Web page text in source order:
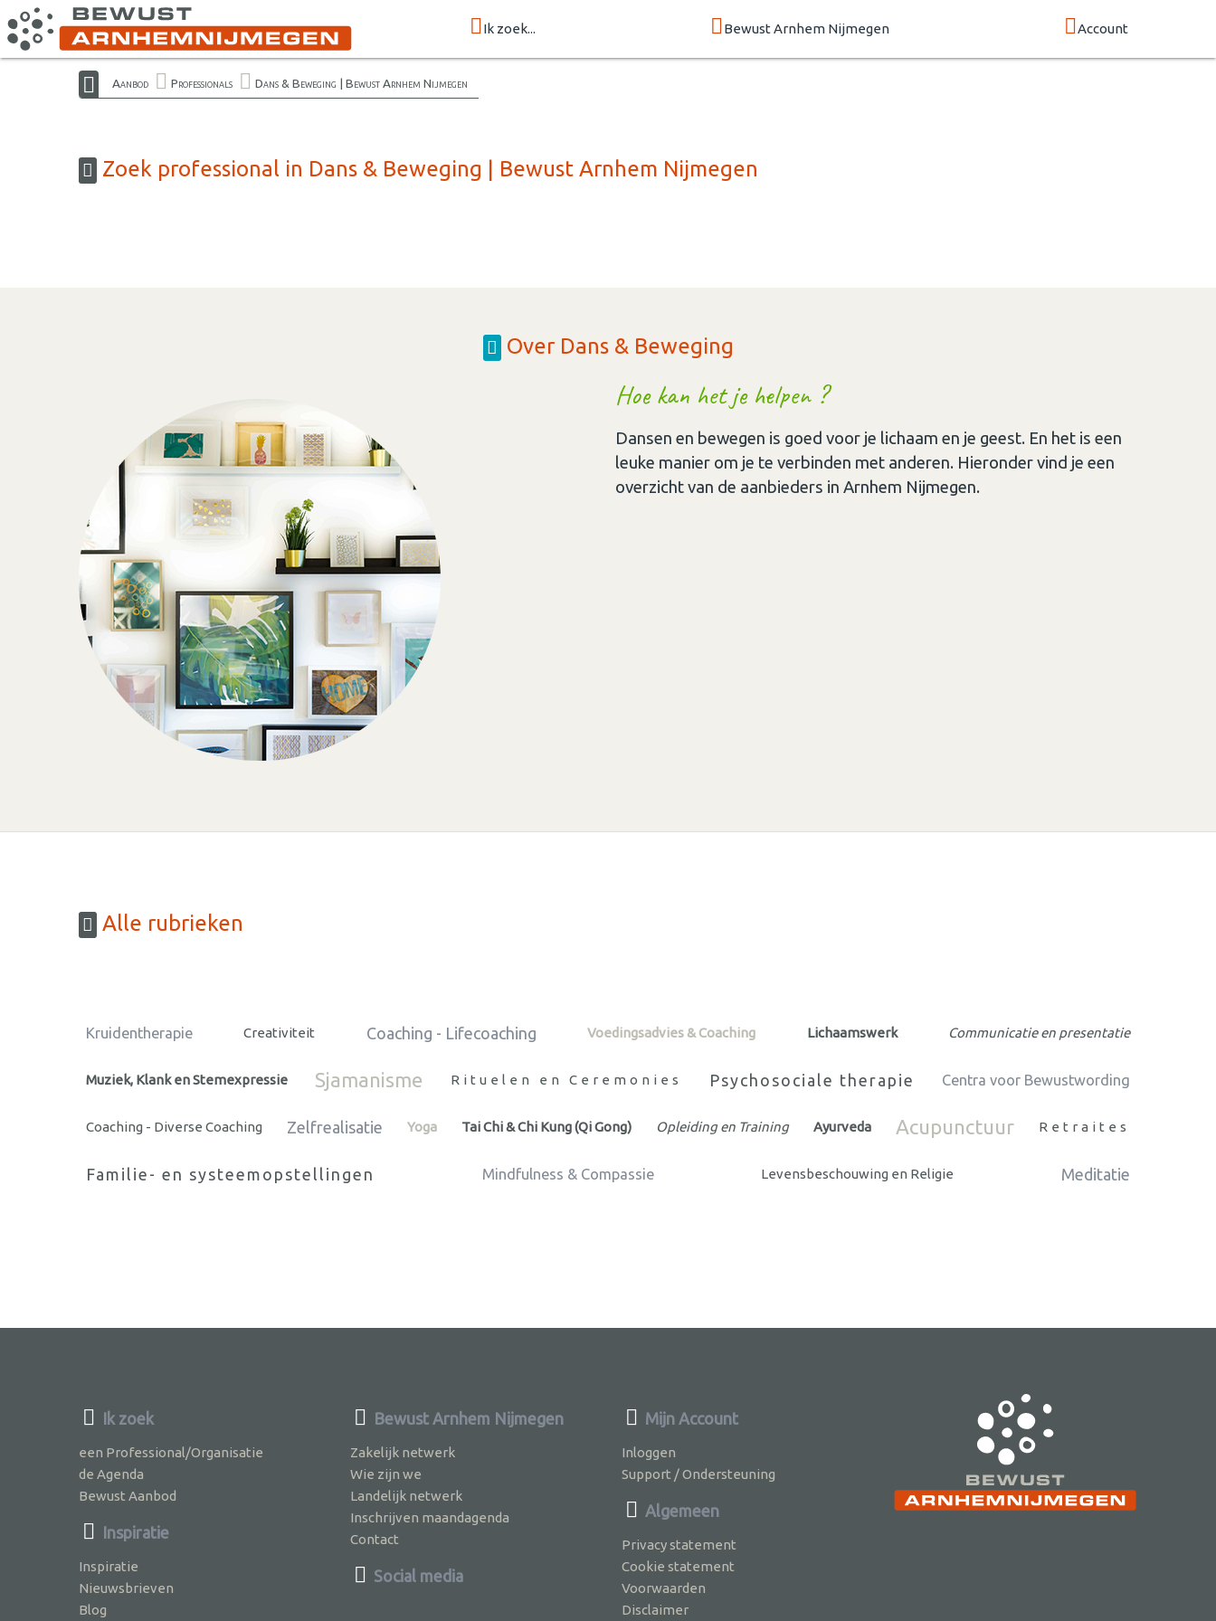
Ik zoek... Bewust Arnhem Nijmegen Account
Aanbod Professionals Dans & Beweging | Bewust Arnhem Nijmegen
Zoek professional in Dans & Beweging | Bewust Arnhem Nijmegen
Over Dans & Beweging
Hoe kan het je helpen ?
Dansen en bewegen is goed voor je lichaam en je geest. En het is een
leuke manier om je te verbinden met anderen. Hieronder vind je een
overzicht van de aanbieders in Arnhem Nijmegen.
Alle rubrieken
Kruidentherapie Creativiteit Coaching - Lifecoaching Voedingsadvies & Coaching Lichaamswerk Communicatie en presentatie
Muziek, Klank en Stemexpressie Sjamanisme Rituelen en Ceremonies Psychosociale therapie Centra voor Bewustwording
Coaching - Diverse Coaching Zelfrealisatie Yoga Tai Chi & Chi Kung (Qi Gong) Opleiding en Training Ayurveda Acupunctuur Retraites
Familie- en systeemopstellingen Mindfulness & Compassie Levensbeschouwing en Religie Meditatie
Ik zoek
een Professional/Organisatie
de Agenda
Bewust Aanbod
Inspiratie
Inspiratie
Nieuwsbrieven
Blog
Bewust Arnhem Nijmegen
Zakelijk netwerk
Wie zijn we
Landelijk netwerk
Inschrijven maandagenda
Contact
Social media
Mijn Account
Inloggen
Support / Ondersteuning
Algemeen
Privacy statement
Cookie statement
Voorwaarden
Disclaimer